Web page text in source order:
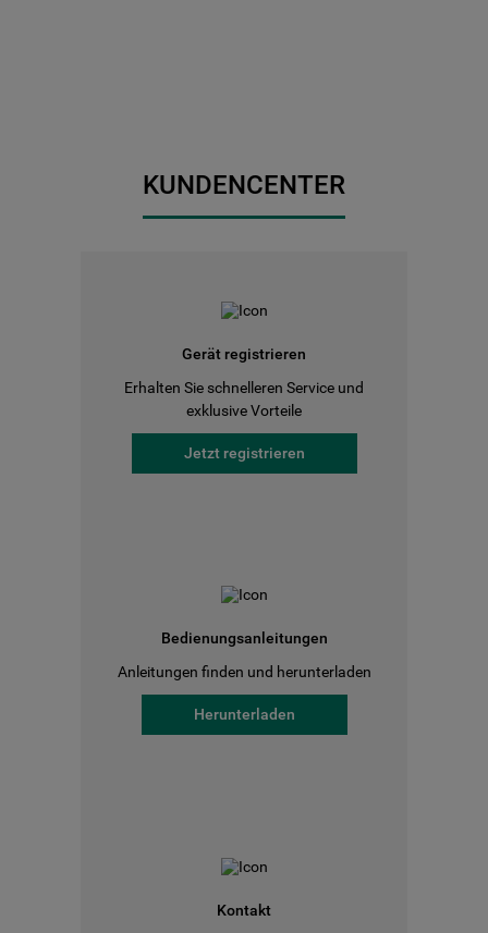
KUNDENCENTER
Gerät registrieren
Erhalten Sie schnelleren Service und
exklusive Vorteile
Jetzt registrieren
Bedienungsanleitungen
Anleitungen finden und herunterladen
Herunterladen
Kontakt